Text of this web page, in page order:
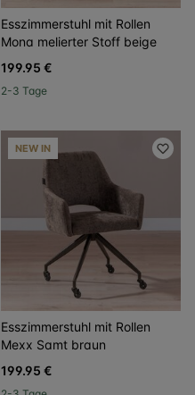
Esszimmerstuhl mit Rollen
Mona melierter Stoff beige
199.95 €
2-3 Tage
NEW IN
Esszimmerstuhl mit Rollen
Mexx Samt braun
199.95 €